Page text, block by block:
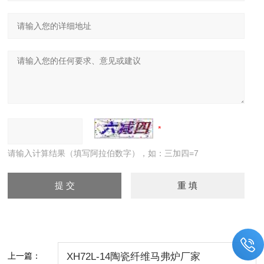
请输入计算结果（填写阿拉伯数字），如：三加四=7
上一篇： XH72L-14陶瓷纤维马弗炉厂家